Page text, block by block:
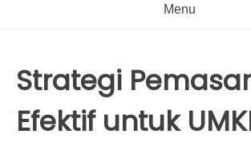
Menu
Strategi
Efektif untuk